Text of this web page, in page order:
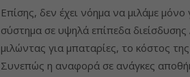
Επίσης, δεν έχει νόημα να μιλάμε
σύστημα σε υψηλά επίπεδα
μιλώντας για μπαταρίες, το κόστος
Συνεπώς η αναφορά σε ανάγκες